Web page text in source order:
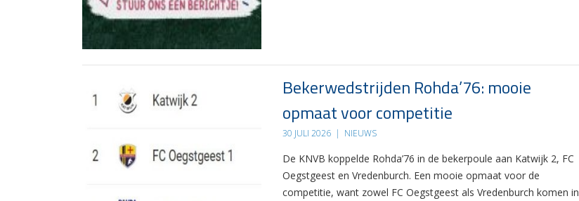
Bekerwedstrijden Rohda’76: mooie
opmaat voor competitie
30 JULI 2026 | NIEUWS
De KNVB koppelde Rohda’76 in de bekerpoule aan Katwijk 2, FC
Oegstgeest en Vredenburch. Een mooie opmaat voor de
competitie, want zowel FC Oegstgeest als Vredenburch komen in